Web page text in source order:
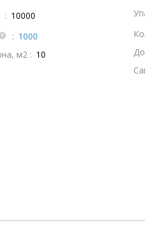
: 10000
: 1000
м2 : 10